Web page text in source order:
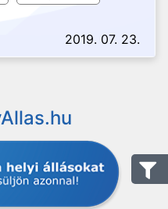
2019. 07. 23.